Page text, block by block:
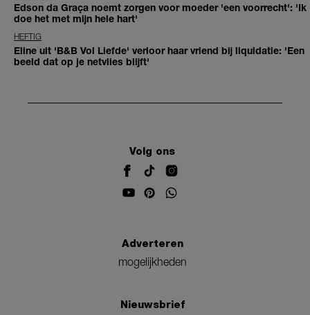
Edson da Graça noemt zorgen voor moeder 'een voorrecht': 'Ik
doe het met mijn hele hart'
HEFTIG
Eline uit 'B&B Vol Liefde' verloor haar vriend bij liquidatie: 'Een
beeld dat op je netvlies blijft'
Volg ons
Adverteren
mogelijkheden
Nieuwsbrief